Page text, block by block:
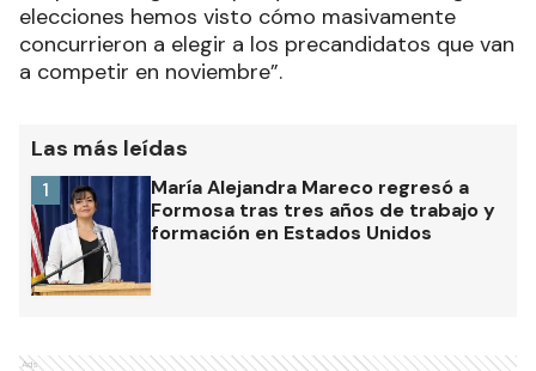
elecciones hemos visto cómo masivamente
concurrieron a elegir a los precandidatos que van
a competir en noviembre”.
Las más leídas
María Alejandra Mareco regresó a
Formosa tras tres años de trabajo y
formación en Estados Unidos
1
Ads